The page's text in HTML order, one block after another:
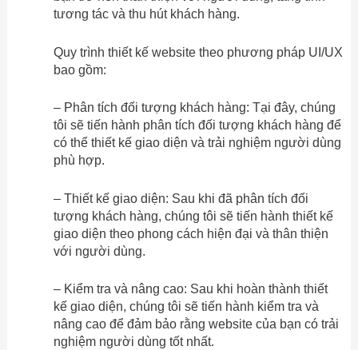
tương tác và thu hút khách hàng.
Quy trình thiết kế website theo phương pháp UI/UX
bao gồm:
– Phân tích đối tượng khách hàng: Tại đây, chúng
tôi sẽ tiến hành phân tích đối tượng khách hàng để
có thể thiết kế giao diện và trải nghiệm người dùng
phù hợp.
– Thiết kế giao diện: Sau khi đã phân tích đối
tượng khách hàng, chúng tôi sẽ tiến hành thiết kế
giao diện theo phong cách hiện đại và thân thiện
với người dùng.
– Kiểm tra và nâng cao: Sau khi hoàn thành thiết
kế giao diện, chúng tôi sẽ tiến hành kiểm tra và
nâng cao để đảm bảo rằng website của bạn có trải
nghiệm người dùng tốt nhất.